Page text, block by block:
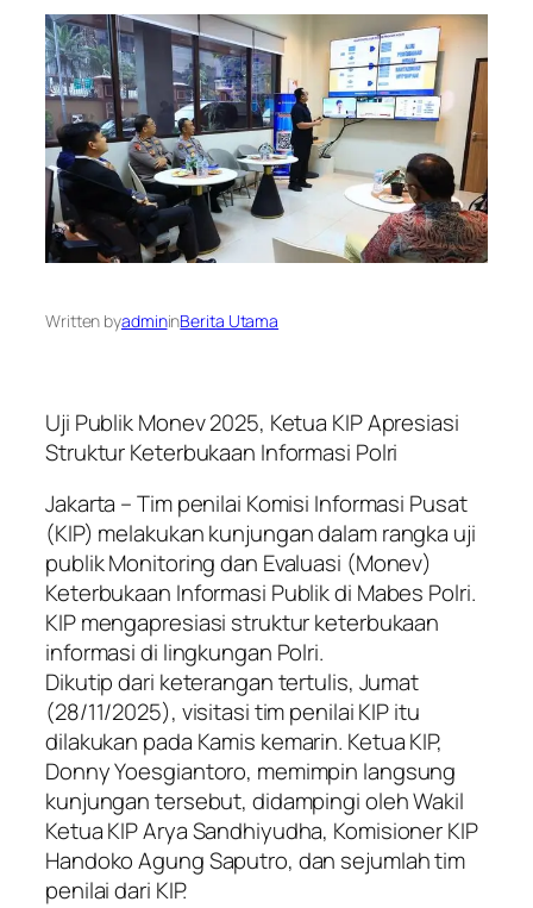
Written byadmininBerita Utama
Uji Publik Monev 2025, Ketua KIP Apresiasi
Struktur Keterbukaan Informasi Polri
Jakarta – Tim penilai Komisi Informasi Pusat
(KIP) melakukan kunjungan dalam rangka uji
publik Monitoring dan Evaluasi (Monev)
Keterbukaan Informasi Publik di Mabes Polri.
KIP mengapresiasi struktur keterbukaan
informasi di lingkungan Polri.
Dikutip dari keterangan tertulis, Jumat
(28/11/2025), visitasi tim penilai KIP itu
dilakukan pada Kamis kemarin. Ketua KIP,
Donny Yoesgiantoro, memimpin langsung
kunjungan tersebut, didampingi oleh Wakil
Ketua KIP Arya Sandhiyudha, Komisioner KIP
Handoko Agung Saputro, dan sejumlah tim
penilai dari KIP.